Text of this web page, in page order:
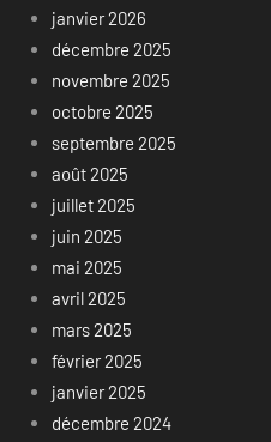
janvier 2026
décembre 2025
novembre 2025
octobre 2025
septembre 2025
août 2025
juillet 2025
juin 2025
mai 2025
avril 2025
mars 2025
février 2025
janvier 2025
décembre 2024